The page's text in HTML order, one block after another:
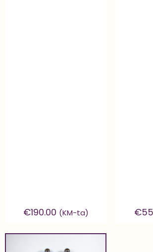
€190.00 (KM-ta) €